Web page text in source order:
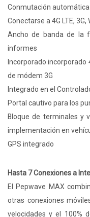
Conmutación
Conectarse a 4G LTE,
Ancho de banda de la
informes
Incorporado incorporado
de módem 3G
Integrado en el
Portal cautivo para los
Bloque de terminales y
implementación en
GPS integrado
Hasta 7 Conexiones a
El Pepwave MAX
otras conexiones
velocidades y el 100%